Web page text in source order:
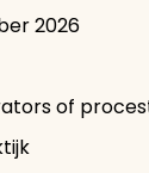
2026
of